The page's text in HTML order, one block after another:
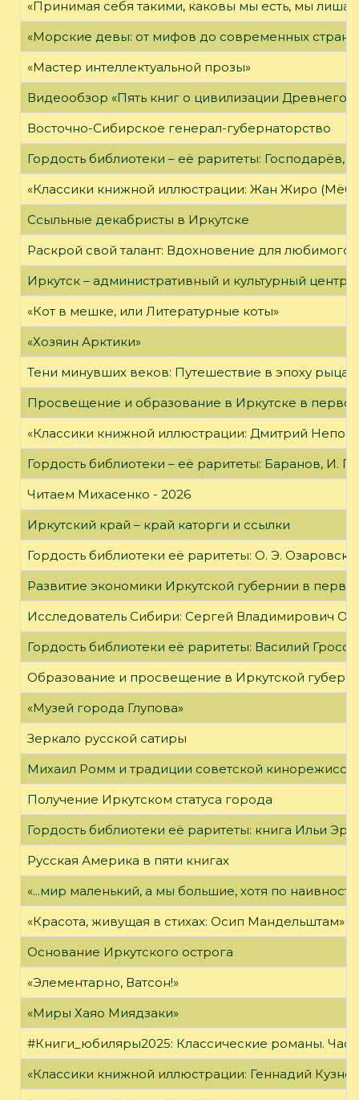
«Принимая себя такими, каковы мы есть, мы
«Морские девы: от мифов до современных
«Мастер интеллектуальной прозы»
Видеообзор «Пять книг о цивилизации Древнего
Восточно-Сибирское генерал-губернаторство
Гордость библиотеки – её раритеты:
«Классики книжной иллюстрации: Жан Жиро
Ссыльные декабристы в Иркутске
Раскрой свой талант: Вдохновение для любимого
Иркутск – административный и культурный центр
«Кот в мешке, или Литературные коты»
«Хозяин Арктики»
Тени минувших веков: Путешествие в эпоху
Просвещение и образование в Иркутске в
«Классики книжной иллюстрации: Дмитрий
Гордость библиотеки – её раритеты: Баранов, И.
Читаем Михасенко - 2026
Иркутский край – край каторги и ссылки
Гордость библиотеки её раритеты: О. Э.
Развитие экономики Иркутской губернии в
Исследователь Сибири: Сергей Владимирович
Гордость библиотеки её раритеты: Василий
Образование и просвещение в Иркутской
«Музей города Глупова»
Зеркало русской сатиры
Михаил Ромм и традиции советской
Получение Иркутском статуса города
Гордость библиотеки её раритеты: книга Ильи
Русская Америка в пяти книгах
«...мир маленький, а мы большие, хотя по
«Красота, живущая в стихах: Осип Мандельштам»
Основание Иркутского острога
«Элементарно, Ватсон!»
«Миры Хаяо Миядзаки»
#Книги_юбиляры2025: Классические романы.
«Классики книжной иллюстрации: Геннадий